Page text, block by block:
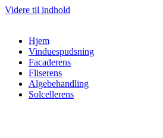
Videre til indhold
Hjem
Vinduespudsning
Facaderens
Fliserens
Algebehandling
Solcellerens